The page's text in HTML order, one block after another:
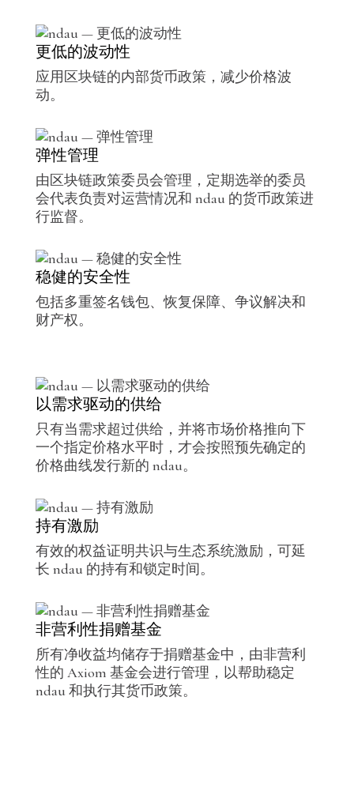
更低的波动性
应用区块链的内部货币政策，减少价格波
动。
弹性管理
由区块链政策委员会管理，定期选举的委员
会代表负责对运营情况和 ndau 的货币政策进
行监督。
稳健的安全性
包括多重签名钱包、恢复保障、争议解决和
财产权。
以需求驱动的供给
只有当需求超过供给，并将市场价格推向下
一个指定价格水平时，才会按照预先确定的
价格曲线发行新的 ndau。
持有激励
有效的权益证明共识与生态系统激励，可延
长 ndau 的持有和锁定时间。
非营利性捐赠基金
所有净收益均储存于捐赠基金中，由非营利
性的 Axiom 基金会进行管理，以帮助稳定
ndau 和执行其货币政策。